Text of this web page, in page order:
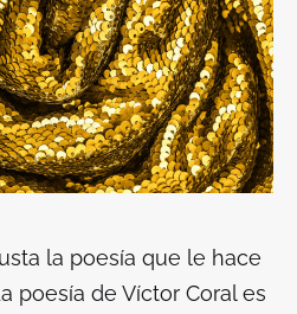
la poesía que le hace
poesía de Víctor Coral es